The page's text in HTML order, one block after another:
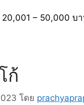
– 50,000 บ
ก้
โดย